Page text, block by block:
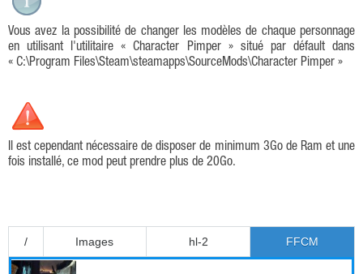
Vous avez la possibilité de changer les modèles de chaque personnage
en utilisant l'utilitaire « Character Pimper » situé par défault dans
« C:\Program Files\Steam\steamapps\SourceMods\Character Pimper »
Il est cependant nécessaire de disposer de minimum 3Go de Ram et une
fois installé, ce mod peut prendre plus de 20Go.